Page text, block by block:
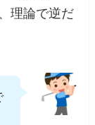
理論で逆だ